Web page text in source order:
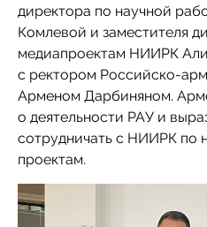
директора по научной
Комлевой и заместителя
медиапроектам НИИРК
с ректором Российско-
Арменом Дарбиняном.
о деятельности РАУ и
сотрудничать с НИИРК по
проектам.